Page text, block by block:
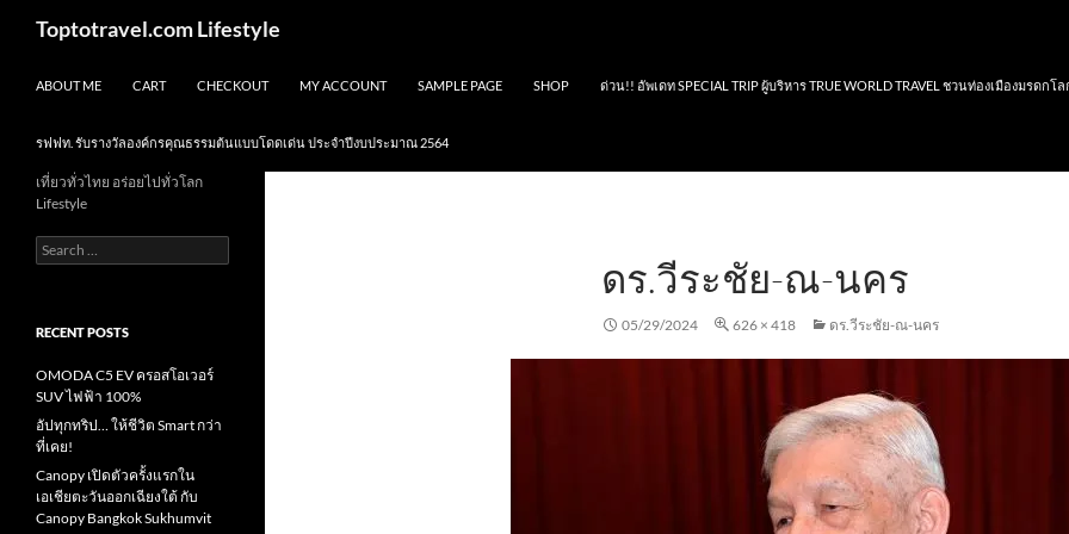
Toptotravel.com Lifestyle
ABOUT ME CART CHECKOUT MY ACCOUNT SAMPLE PAGE SHOP ด่วน!! อัพเดท SPECIAL TRIP ผู้บริหาร TRUE WORLD TRAVEL ชวนท่องเมืองมรดกโล
รฟฟท. รับรางวัลองค์กรคุณธรรมต้นแบบโดดเด่น ประจำปีงบประมาณ 2564
ดร.วีระชัย-ณ-นคร
05/29/2024 626 × 418 ดร.วีระชัย-ณ-นคร
เที่ยวทั่วไทย อร่อยไปทั่วโลก
Lifestyle
Search
for:
RECENT POSTS
OMODA C5 EV ครอสโอเวอร์
SUV ไฟฟ้า 100%
อัปทุกทริป… ให้ชีวิต Smart กว่า
ที่เคย!
Canopy เปิดตัวครั้งแรกใน
เอเชียตะวันออกเฉียงใต้ กับ
Canopy Bangkok Sukhumvit